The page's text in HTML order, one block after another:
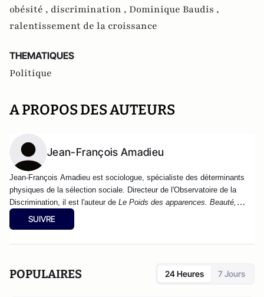
obésité , discrimination , Dominique Baudis ,
ralentissement de la croissance
THEMATIQUES
Politique
A PROPOS DES AUTEURS
Jean-François Amadieu
Jean-François Amadieu est sociologue, spécialiste des déterminants
physiques de la sélection sociale. Directeur de l'Observatoire de la
Discrimination, il est l'auteur de Le Poids des apparences. Beauté,
amour et gloire
(Odile Jacob, 2002),
Seuil, janvier 2013) et
SUIVRE
POPULAIRES 24 Heures 7 Jours